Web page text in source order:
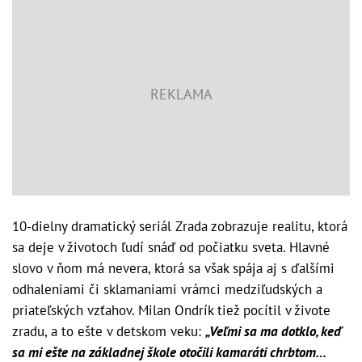
10-dielny dramatický seriál Zrada zobrazuje realitu, ktorá
sa deje v životoch ľudí snáď od počiatku sveta. Hlavné
slovo v ňom má nevera, ktorá sa však spája aj s ďalšími
odhaleniami či sklamaniami vrámci medziľudských a
priateľských vzťahov. Milan Ondrík tiež pocítil v živote
zradu, a to ešte v detskom veku: „Veľmi sa ma dotklo, keď
sa mi ešte na základnej škole otočili kamaráti chrbtom…